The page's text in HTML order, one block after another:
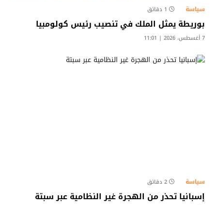
سياسة 1 دقائق
بوريطة يمثل الملك في تنصيب رئيس كولومبيا
7 أغسطس، 2026 | 11:01
سياسة 2 دقائق
إسبانيا تحذر من الهجرة غير النظامية عبر سبتة